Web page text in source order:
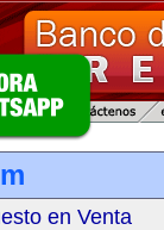
en Venta